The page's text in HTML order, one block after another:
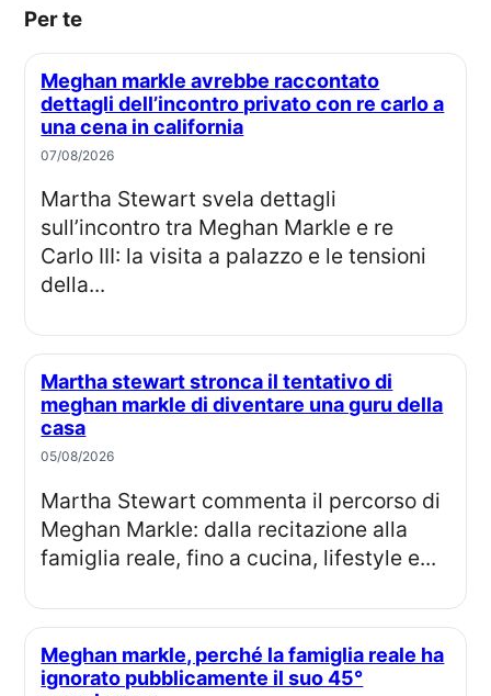
Per te
Meghan markle avrebbe raccontato
dettagli dell’incontro privato con re carlo a
una cena in california
07/08/2026
Martha Stewart svela dettagli
sull’incontro tra Meghan Markle e re
Carlo III: la visita a palazzo e le tensioni
della...
Martha stewart stronca il tentativo di
meghan markle di diventare una guru della
casa
05/08/2026
Martha Stewart commenta il percorso di
Meghan Markle: dalla recitazione alla
famiglia reale, fino a cucina, lifestyle e...
Meghan markle, perché la famiglia reale ha
ignorato pubblicamente il suo 45°